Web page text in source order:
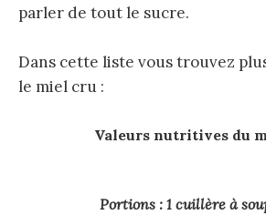
parler de tout le sucre.
Dans cette liste vous trouvez
le miel cru :
Valeurs nutritives du
Portions : 1 cuillère à